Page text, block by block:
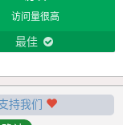
访问量很高
最佳
持我们